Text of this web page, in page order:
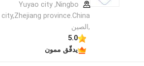
Yuyao city ,Ningbo
city,Zhejiang province.China
,الصين
5.0
يدقّق ممون